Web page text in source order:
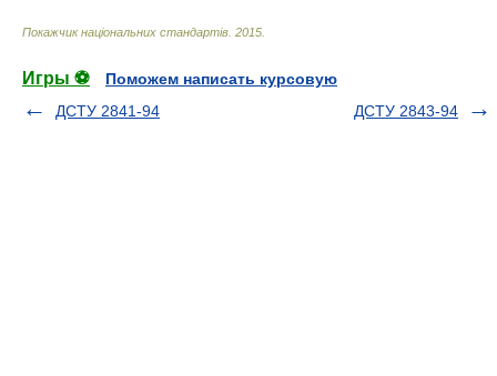
Покажчик національних стандартів 2015
Игры ⚽
Поможем написать курсовую
ДСТУ 2841-94
ДСТУ 2843-94